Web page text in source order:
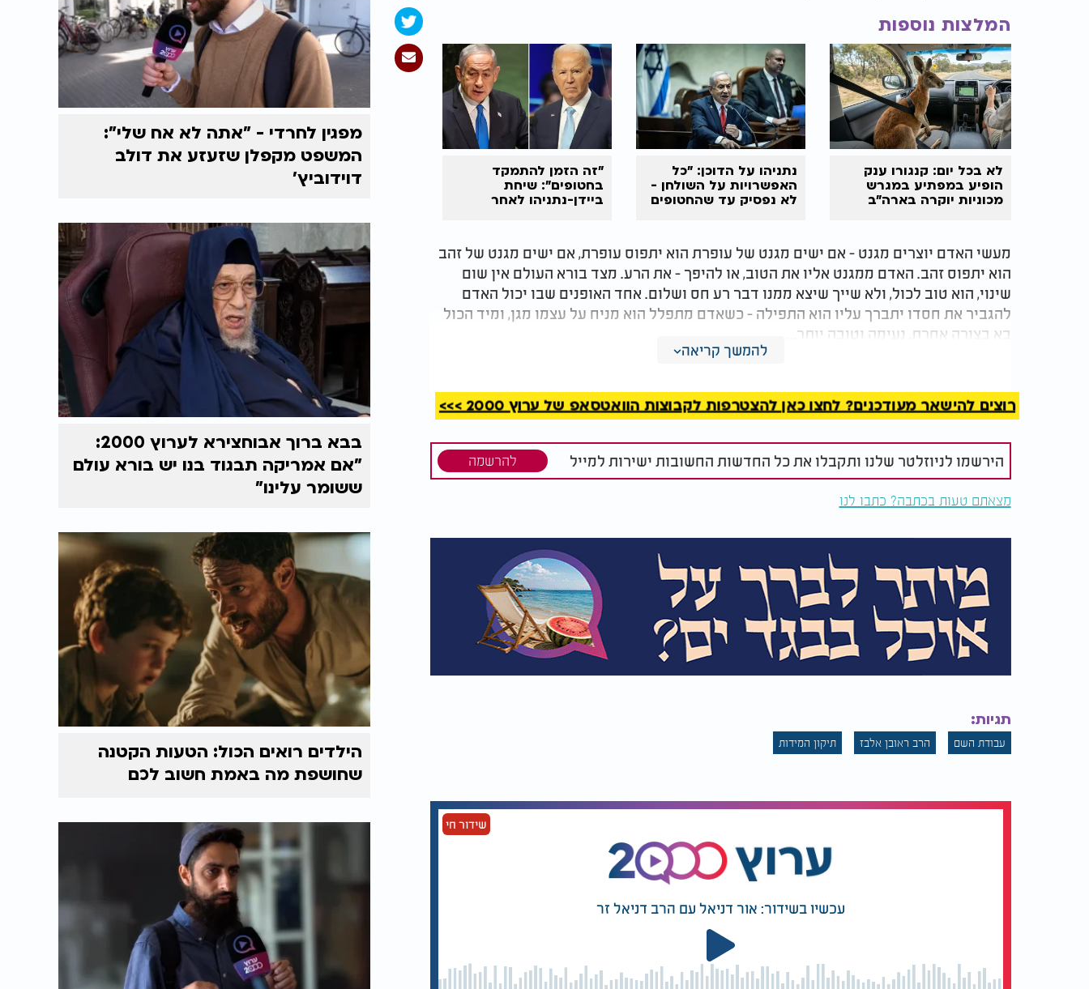
המלצות נוספות
לא בכל יום: קנגורו ענק
הופיע במפתיע במגרש
מכוניות יוקרה בארה"ב
נתניהו על הדוכן: "כל
האפשרויות על השולחן -
לא נפסיק עד שהחטופים
"זה הזמן להתמקד
בחטופים": שיחת
ביידן-נתניהו לאחר
מעשי האדם יוצרים מגנט - אם ישים מגנט של עופרת הוא יתפוס עופרת, אם ישים מגנט של זהב
הוא יתפוס זהב. האדם ממגנט אליו את הטוב, או להיפך - את הרע. מצד בורא העולם אין שום
שינוי, הוא טוב לכול, ולא שייך שיצא ממנו דבר רע חס ושלום. אחד האופנים שבו יכול האדם
להגביר את חסדו יתברך עליו הוא התפילה - כשאדם מתפלל הוא מניח על עצמו מגן, ומיד הכול
בא בצורה אחרת, נעימה וטובה יותר...
להמשך קריאה
רוצים להישאר מעודכנים? לחצו כאן להצטרפות לקבוצות הוואטסאפ של ערוץ 2000 >>>
הירשמו לניוזלטר שלנו ותקבלו את כל החדשות החשובות ישירות למייל להרשמה
מצאתם טעות בכתבה? כתבו לנו
תגיות:
עבודת השם הרב ראובן אלבז תיקון המידות
שידור חי
עכשיו בשידור: אור דניאל עם הרב דניאל זר
מפגין לחרדי - "אתה לא אח שלי":
המשפט מקפלן שזעזע את דולב
דוידוביץ'
בבא ברוך אבוחצירא לערוץ 2000:
"אם אמריקה תבגוד בנו יש בורא עולם
ששומר עלינו"
הילדים רואים הכול: הטעות הקטנה
שחושפת מה באמת חשוב לכם